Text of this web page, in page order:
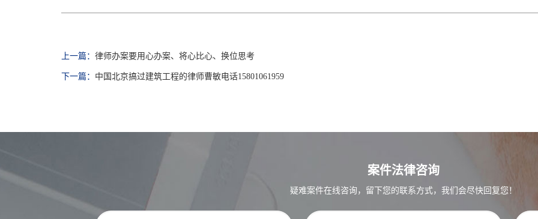
上一篇： 律师办案要用心办案、将心比心、换位思考
下一篇： 中国北京搞过建筑工程的律师曹敏电话15801061959
案件法律咨询
疑难案件在线咨询，留下您的联系方式，我们会尽快回复您！